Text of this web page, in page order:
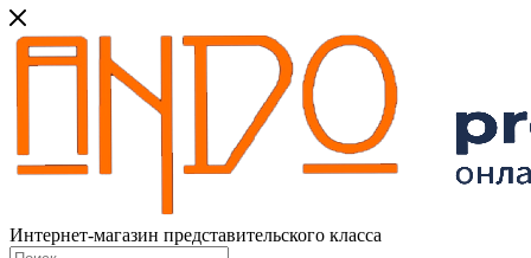
Интернет-магазин представительского класса